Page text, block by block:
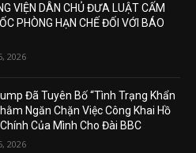
VIỆN DÂN CHỦ ĐƯA LUẬT CẤM
PHÒNG HẠN CHẾ ĐỐI VỚI BÁO
2026
Đã Tuyên Bố “Tình Trạng Khẩn
Ngăn Chặn Việc Công Khai Hồ
Của Mình Cho Đài BBC
2026